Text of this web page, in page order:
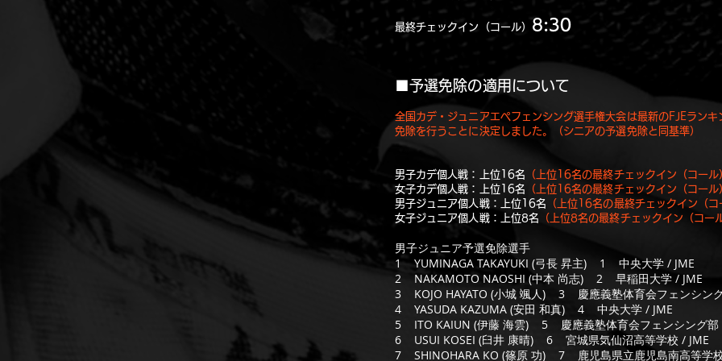
最終チェックイン（コール） 8:30
■予選免除の適用について
全国カデ・ジュニアエペフェンシング選手権大会は最新のFJEラン
免除を行うことに決定しました。
（シニアの予選免除と同基準）
男子カデ個人戦：上位16名 （上位16名の最終チェックイン（コー
女子カデ個人戦：上位16名 （上位16名の最終チェックイン（コー
男子ジュニア個人戦：
上位16名 （上位16名の最終チェックイン（
女子ジュニア個人戦：上位8名 （上位8名の最終チェックイン（コー
男子ジュニア予選免除選手
1 YUMINAGA TAKAYUKI (弓長 昇主) 1 中央大学 / JME
2 NAKAMOTO NAOSHI (中本 尚志) 2 早稲田大学 / JME
3 KOJO HAYATO (小城 颯人) 3 慶應義塾体育会フェンシ
4 YASUDA KAZUMA (安田 和真) 4 中央大学 / JME
5 ITO KAIUN (伊藤 海雲) 5 慶應義塾体育会フェンシング
6 USUI KOSEI (臼井 康晴) 6 宮城県気仙沼高等学校 / JME
7 SHINOHARA KO (篠原 功) 7 鹿児島県立鹿児島南高等